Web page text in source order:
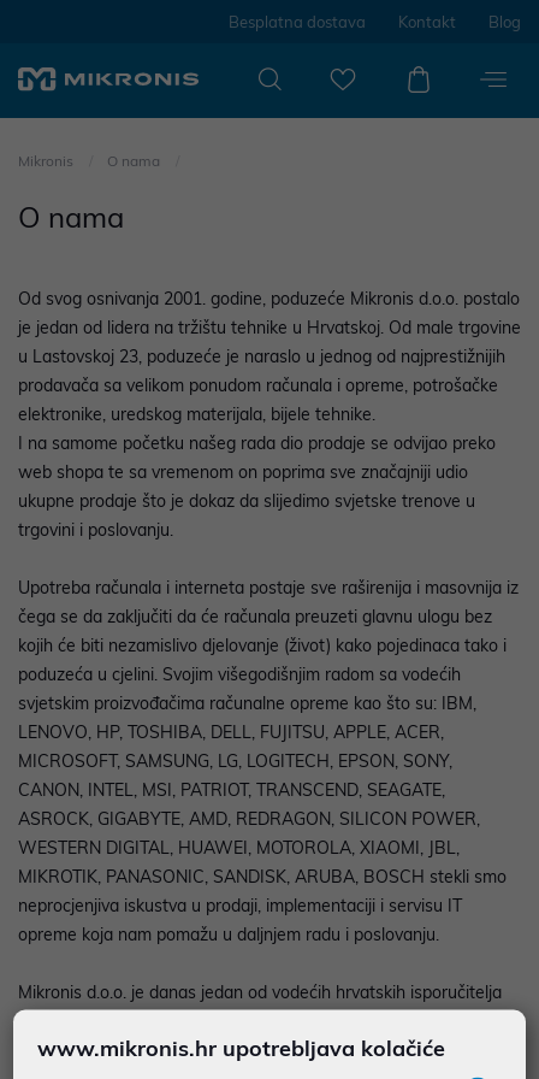
Besplatna dostava Kontakt Blog
Mikronis O nama
O nama
Od svog osnivanja 2001. godine, poduzeće Mikronis d.o.o. postalo
je jedan od lidera na tržištu tehnike u Hrvatskoj. Od male trgovine
u Lastovskoj 23, poduzeće je naraslo u jednog od najprestižnijih
prodavača sa velikom ponudom računala i opreme, potrošačke
elektronike, uredskog materijala, bijele tehnike.
I na samome početku našeg rada dio prodaje se odvijao preko
web shopa te sa vremenom on poprima sve značajniji udio
ukupne prodaje što je dokaz da slijedimo svjetske trenove u
trgovini i poslovanju.
Upotreba računala i interneta postaje sve raširenija i masovnija iz
čega se da zaključiti da će računala preuzeti glavnu ulogu bez
kojih će biti nezamislivo djelovanje (život) kako pojedinaca tako i
poduzeća u cjelini. Svojim višegodišnjim radom sa vodećih
svjetskim proizvođačima računalne opreme kao što su: IBM,
LENOVO, HP, TOSHIBA, DELL, FUJITSU, APPLE, ACER,
MICROSOFT, SAMSUNG, LG, LOGITECH, EPSON, SONY,
CANON, INTEL, MSI, PATRIOT, TRANSCEND, SEAGATE,
ASROCK, GIGABYTE, AMD, REDRAGON, SILICON POWER,
WESTERN DIGITAL, HUAWEI, MOTOROLA, XIAOMI, JBL,
MIKROTIK, PANASONIC, SANDISK, ARUBA, BOSCH stekli smo
neprocjenjiva iskustva u prodaji, implementaciji i servisu IT
opreme koja nam pomažu u daljnjem radu i poslovanju.
Mikronis d.o.o. je danas jedan od vodećih hrvatskih isporučitelja
(ovlašteni servis, stručno i školovano osoblje).
www.mikronis.hr upotrebljava kolačiće